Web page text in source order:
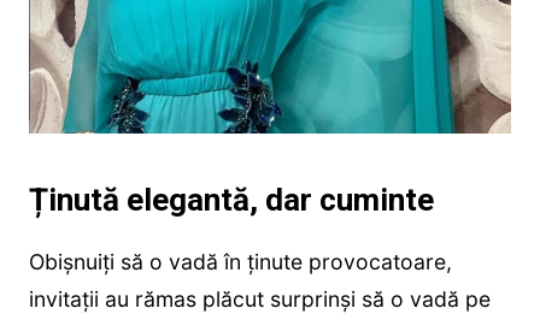
Ținută elegantă, dar cuminte
Obișnuiți să o vadă în ținute provocatoare,
invitații au rămas plăcut surprinși să o vadă pe